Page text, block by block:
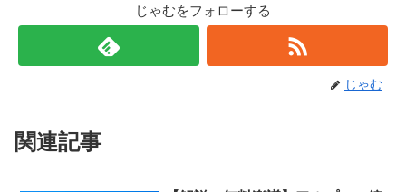
じゃむをフォローする
じゃむ
関連記事